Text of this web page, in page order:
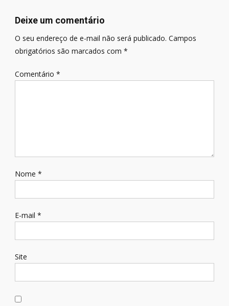
Post
Deixe um comentário
O seu endereço de e-mail não será publicado. Campos
obrigatórios são marcados com *
Comentário *
Nome *
E-mail *
Site